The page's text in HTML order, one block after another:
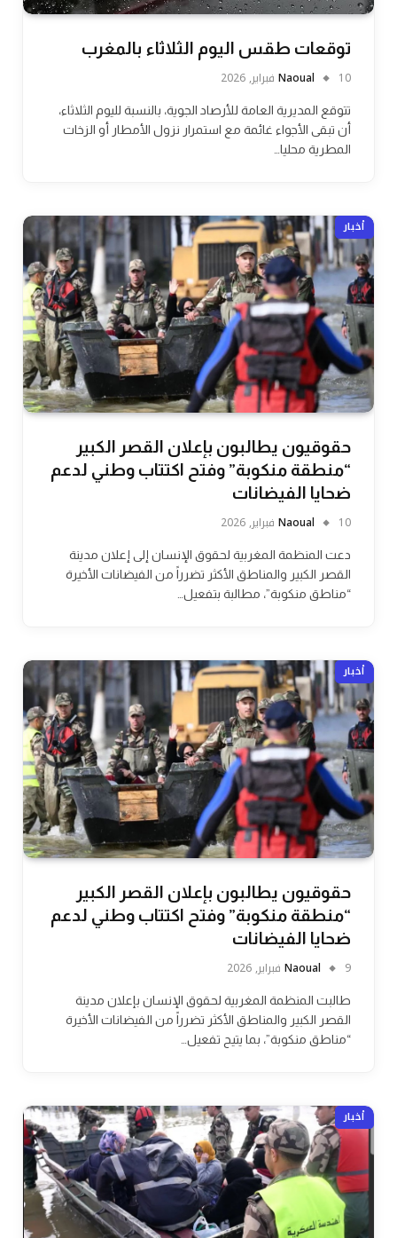
توقعات طقس اليوم الثلاثاء بالمغرب
Naoual 10 فبراير, 2026
تتوقع المديرية العامة للأرصاد الجوية، بالنسبة لليوم الثلاثاء،
أن تبقى الأجواء غائمة مع استمرار نزول الأمطار أو الزخات
المطرية محليا…
أخبار
حقوقيون يطالبون بإعلان القصر الكبير
“منطقة منكوبة” وفتح اكتتاب وطني لدعم
ضحايا الفيضانات
Naoual 10 فبراير, 2026
دعت المنظمة المغربية لحقوق الإنسان إلى إعلان مدينة
القصر الكبير والمناطق الأكثر تضرراً من الفيضانات الأخيرة
“مناطق منكوبة”، مطالبة بتفعيل…
أخبار
حقوقيون يطالبون بإعلان القصر الكبير
“منطقة منكوبة” وفتح اكتتاب وطني لدعم
ضحايا الفيضانات
Naoual 9 فبراير, 2026
طالبت المنظمة المغربية لحقوق الإنسان بإعلان مدينة
القصر الكبير والمناطق الأكثر تضرراً من الفيضانات الأخيرة
“مناطق منكوبة”، بما يتيح تفعيل…
أخبار